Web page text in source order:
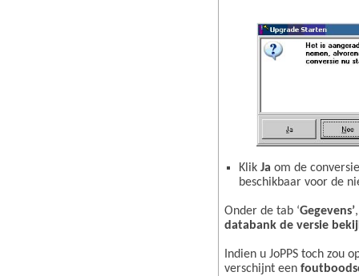
Klik Ja om de
beschikbaar voor de
Onder de tab ‘Gegevens’
databank de versie
Indien u JoPPS toch zou
verschijnt een